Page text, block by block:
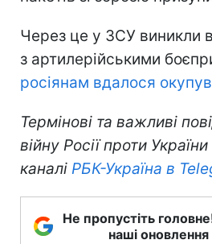
Через це у ЗСУ виникли
з артилерійськими
росіянам вдалося
Термінові та важливі
війну Росії проти
каналі РБК-Україна в
Не пропустіть
наші